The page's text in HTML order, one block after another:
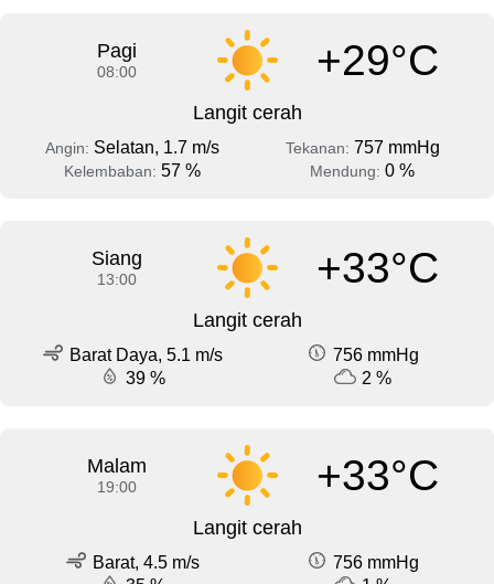
Pagi
08:00 +29°C
Langit cerah
Angin: Selatan, 1.7 m/s Tekanan: 757 mmHg
Kelembaban: 57 % Mendung: 0 %
Siang
13:00 +33°C
Langit cerah
Barat Daya, 5.1 m/s
756 mmHg
39 %
2 %
Malam
19:00 +33°C
Langit cerah
Barat, 4.5 m/s
756 mmHg